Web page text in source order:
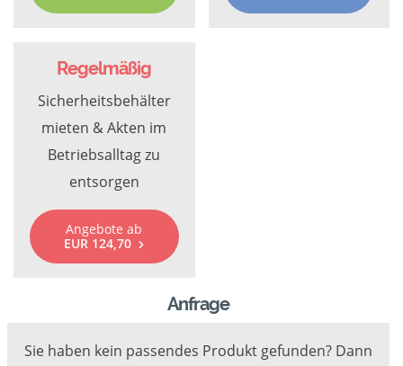
Regelmäßig
Sicherheitsbehälter
mieten & Akten im
Betriebsalltag zu
entsorgen
Angebote ab
EUR 124,70
Anfrage
Sie haben kein passendes Produkt gefunden? Dann